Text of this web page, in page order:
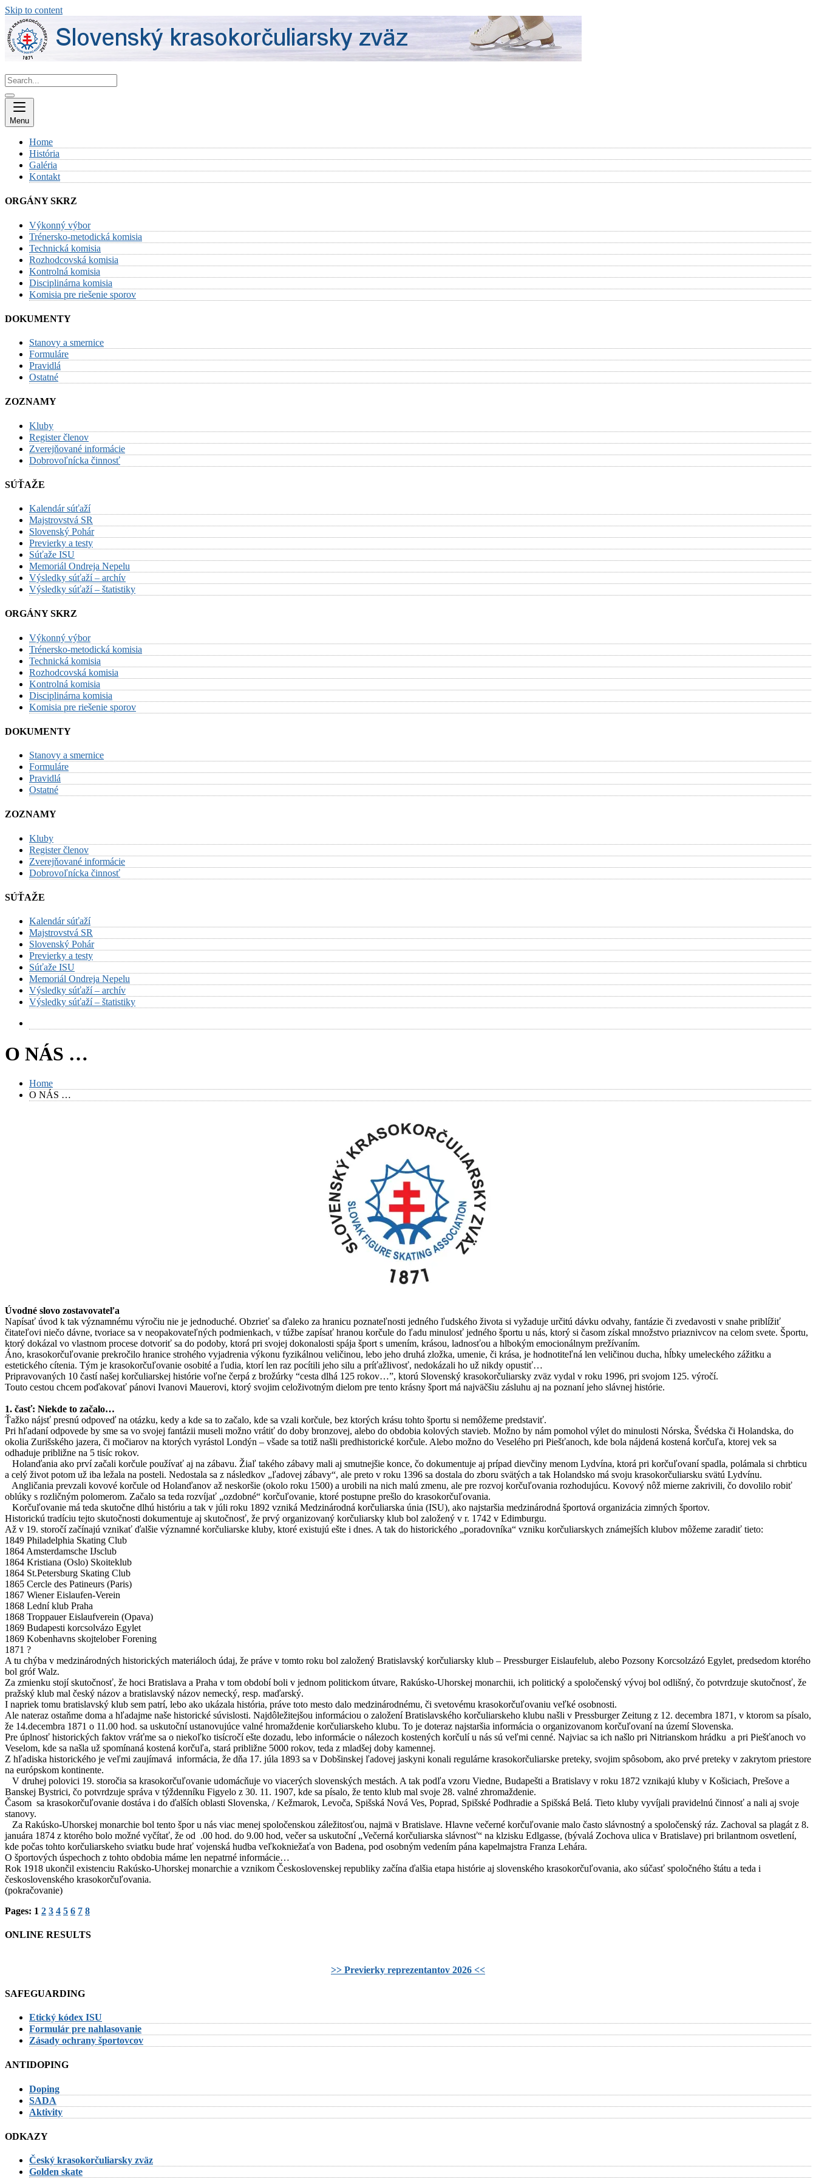
Skip to content
Menu
Home
História
Galéria
Kontakt
ORGÁNY SKRZ
Výkonný výbor
Trénersko-metodická komisia
Technická komisia
Rozhodcovská komisia
Kontrolná komisia
Disciplinárna komisia
Komisia pre riešenie sporov
DOKUMENTY
Stanovy a smernice
Formuláre
Pravidlá
Ostatné
ZOZNAMY
Kluby
Register členov
Zverejňované informácie
Dobrovoľnícka činnosť
SÚŤAŽE
Kalendár súťaží
Majstrovstvá SR
Slovenský Pohár
Previerky a testy
Súťaže ISU
Memoriál Ondreja Nepelu
Výsledky súťaží – archív
Výsledky súťaží – štatistiky
ORGÁNY SKRZ
Výkonný výbor
Trénersko-metodická komisia
Technická komisia
Rozhodcovská komisia
Kontrolná komisia
Disciplinárna komisia
Komisia pre riešenie sporov
DOKUMENTY
Stanovy a smernice
Formuláre
Pravidlá
Ostatné
ZOZNAMY
Kluby
Register členov
Zverejňované informácie
Dobrovoľnícka činnosť
SÚŤAŽE
Kalendár súťaží
Majstrovstvá SR
Slovenský Pohár
Previerky a testy
Súťaže ISU
Memoriál Ondreja Nepelu
Výsledky súťaží – archív
Výsledky súťaží – štatistiky
O NÁS …
Home
O NÁS …
Úvodné slovo zostavovateľa
Napísať úvod k tak významnému výročiu nie je jednoduché. Obzrieť sa ďaleko za hranicu poznateľnosti jedného ľudského života si vyžaduje určitú dávku odvahy, fantázie či zvedavosti v snahe priblížiť
čitateľovi niečo dávne, tvoriace sa v neopakovateľných podmienkach, v túžbe zapísať hranou korčule do ľadu minulosť jedného športu u nás, ktorý si časom získal množstvo priaznivcov na celom svete. Športu,
ktorý dokázal vo vlastnom procese dotvoriť sa do podoby, ktorá pri svojej dokonalosti spája šport s umením, krásou, ladnosťou a hlbokým emocionálnym prežívaním.
Áno, krasokorčuľovanie prekročilo hranice strohého vyjadrenia výkonu fyzikálnou veličinou, lebo jeho druhá zložka, umenie, či krása, je hodnotiteľná len veličinou ducha, hĺbky umeleckého zážitku a
estetického cítenia. Tým je krasokorčuľovanie osobité a ľudia, ktorí len raz pocítili jeho silu a príťažlivosť, nedokázali ho už nikdy opustiť…
Pripravovaných 10 častí našej korčuliarskej histórie voľne čerpá z brožúrky “cesta dlhá 125 rokov…”, ktorú Slovenský krasokorčuliarsky zväz vydal v roku 1996, pri svojom 125. výročí.
Touto cestou chcem poďakovať pánovi Ivanovi Mauerovi, ktorý svojim celoživotným dielom pre tento krásny šport má najväčšiu zásluhu aj na poznaní jeho slávnej histórie.
1. časť: Niekde to začalo…
Ťažko nájsť presnú odpoveď na otázku, kedy a kde sa to začalo, kde sa vzali korčule, bez ktorých krásu tohto športu si nemôžeme predstaviť.
Pri hľadaní odpovede by sme sa vo svojej fantázii museli možno vrátiť do doby bronzovej, alebo do obdobia kolových stavieb. Možno by nám pomohol výlet do minulosti Nórska, Švédska či Holandska, do
okolia Zurišského jazera, či močiarov na ktorých vyrástol Londýn – všade sa totiž našli predhistorické korčule. Alebo možno do Veselého pri Piešťanoch, kde bola nájdená kostená korčuľa, ktorej vek sa
odhaduje približne na 5 tisíc rokov.
Holanďania ako prví začali korčule používať aj na zábavu. Žiaľ takého zábavy mali aj smutnejšie konce, čo dokumentuje aj prípad dievčiny menom Lydvína, ktorá pri korčuľovaní spadla, polámala si chrbticu
a celý život potom už iba ležala na posteli. Nedostala sa z následkov „ľadovej zábavy“, ale preto v roku 1396 sa dostala do zboru svätých a tak Holandsko má svoju krasokorčuliarsku svätú Lydvínu.
Angličania prevzali kovové korčule od Holanďanov až neskoršie (okolo roku 1500) a urobili na nich malú zmenu, ale pre rozvoj korčuľovania rozhodujúcu. Kovový nôž mierne zakrivili, čo dovolilo robiť
oblúky s rozličným polomerom. Začalo sa teda rozvíjať „ozdobné“ korčuľovanie, ktoré postupne prešlo do krasokorčuľovania.
Korčuľovanie má teda skutočne dlhú históriu a tak v júli roku 1892 vzniká Medzinárodná korčuliarska únia (ISU), ako najstaršia medzinárodná športová organizácia zimných športov.
Historickú tradíciu tejto skutočnosti dokumentuje aj skutočnosť, že prvý organizovaný korčuliarsky klub bol založený v r. 1742 v Edimburgu.
Až v 19. storočí začínajú vznikať ďalšie významné korčuliarske kluby, ktoré existujú ešte i dnes. A tak do historického „poradovníka“ vzniku korčuliarskych známejších klubov môžeme zaradiť tieto:
1849 Philadelphia Skating Club
1864 Amsterdamsche IJsclub
1864 Kristiana (Oslo) Skoiteklub
1864 St.Petersburg Skating Club
1865 Cercle des Patineurs (Paris)
1867 Wiener Eislaufen-Verein
1868 Lední klub Praha
1868 Troppauer Eislaufverein (Opava)
1869 Budapesti korcsolvázo Egylet
1869 Kobenhavns skojtelober Forening
1871 ?
A tu chýba v medzinárodných historických materiáloch údaj, že práve v tomto roku bol založený Bratislavský korčuliarsky klub – Pressburger Eislaufelub, alebo Pozsony Korcsolzázó Egylet, predsedom ktorého
bol gróf Walz.
Za zmienku stojí skutočnosť, že hoci Bratislava a Praha v tom období boli v jednom politickom útvare, Rakúsko-Uhorskej monarchii, ich politický a spoločenský vývoj bol odlišný, čo potvrdzuje skutočnosť, že
pražský klub mal český názov a bratislavský názov nemecký, resp. maďarský.
I napriek tomu bratislavský klub sem patrí, lebo ako ukázala história, práve toto mesto dalo medzinárodnému, či svetovému krasokorčuľovaniu veľké osobnosti.
Ale nateraz ostaňme doma a hľadajme naše historické súvislosti. Najdôležitejšou informáciou o založení Bratislavského korčuliarskeho klubu našli v Pressburger Zeitung z 12. decembra 1871, v ktorom sa písalo,
že 14.decembra 1871 o 11.00 hod. sa uskutoční ustanovujúce valné hromaždenie korčuliarskeho klubu. To je doteraz najstaršia informácia o organizovanom korčuľovaní na území Slovenska.
Pre úplnosť historických faktov vráťme sa o niekoľko tisícročí ešte dozadu, lebo informácie o nálezoch kostených korčulí u nás sú veľmi cenné. Najviac sa ich našlo pri Nitrianskom hrádku a pri Piešťanoch vo
Veselom, kde sa našla už spomínaná kostená korčuľa, stará približne 5000 rokov, teda z mladšej doby kamennej.
Z hľadiska historického je veľmi zaujímavá informácia, že dňa 17. júla 1893 sa v Dobšinskej ľadovej jaskyni konali regulárne krasokorčuliarske preteky, svojim spôsobom, ako prvé preteky v zakrytom priestore
na európskom kontinente.
V druhej polovici 19. storočia sa krasokorčuľovanie udomácňuje vo viacerých slovenských mestách. A tak podľa vzoru Viedne, Budapešti a Bratislavy v roku 1872 vznikajú kluby v Košiciach, Prešove a
Banskej Bystrici, čo potvrdzuje správa v týždenníku Figyelo z 30. 11. 1907, kde sa písalo, že tento klub mal svoje 28. valné zhromaždenie.
Časom sa krasokorčuľovanie dostáva i do ďalších oblasti Slovenska, / Kežmarok, Levoča, Spišská Nová Ves, Poprad, Spišské Podhradie a Spišská Belá. Tieto kluby vyvíjali pravidelnú činnosť a nali aj svoje
stanovy.
Za Rakúsko-Uhorskej monarchie bol tento špor u nás viac menej spoločenskou záležitosťou, najmä v Bratislave. Hlavne večerné korčuľovanie malo často slávnostný a spoločenský ráz. Zachoval sa plagát z 8.
januára 1874 z ktorého bolo možné vyčítať, že od .00 hod. do 9.00 hod, večer sa uskutoční „Večerná korčuliarska slávnosť“ na klzisku Edlgasse, (bývalá Zochova ulica v Bratislave) pri brilantnom osvetlení,
kde počas tohto korčuliarskeho sviatku bude hrať vojenská hudba veľkokniežaťa von Badena, pod osobným vedením pána kapelmajstra Franza Lehára.
O športových úspechoch z tohto obdobia máme len nepatrné informácie…
Rok 1918 ukončil existenciu Rakúsko-Uhorskej monarchie a vznikom Československej republiky začína ďalšia etapa histórie aj slovenského krasokorčuľovania, ako súčasť spoločného štátu a teda i
československého krasokorčuľovania.
(pokračovanie)
Pages: 1 2 3 4 5 6 7 8
ONLINE RESULTS
>> Previerky reprezentantov 2026 <<
SAFEGUARDING
Etický kódex ISU
Formulár pre nahlasovanie
Zásady ochrany športovcov
ANTIDOPING
Doping
SADA
Aktivity
ODKAZY
Český krasokorčuliarsky zväz
Golden skate